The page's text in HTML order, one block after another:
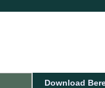
Download